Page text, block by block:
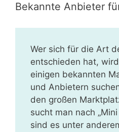
Bekannte Anbieter
Wer sich für die Art
entschieden hat,
einigen bekannten
und Anbietern
den großen
sucht man nach
sind es unter